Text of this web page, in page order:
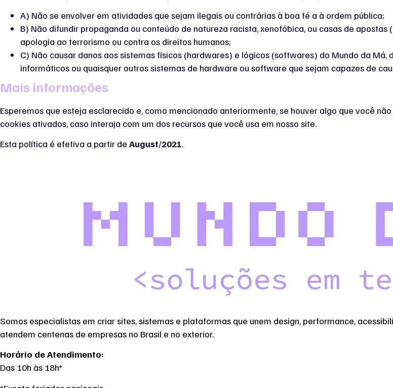
A) Não se envolver em atividades que sejam ilegais ou contrárias à boa fé a à ordem pública;
B) Não difundir propaganda ou conteúdo de natureza racista, xenofóbica, ou casas de apostas
apologia ao terrorismo ou contra os direitos humanos;
C) Não causar danos aos sistemas físicos (hardwares) e lógicos (softwares) do Mundo da
informáticos ou quaisquer outros sistemas de hardware ou software que sejam capazes de
Mais informações
Esperemos que esteja esclarecido e, como mencionado anteriormente, se houver algo que você
cookies ativados, caso interaja com um dos recursos que você usa em nosso site.
Esta política é efetiva a partir de August/2021.
Somos especialistas em criar sites, sistemas e plataformas que unem design, performance,
atendem centenas de empresas no Brasil e no exterior.
Horário de Atendimento:
Das 10h às 18h*